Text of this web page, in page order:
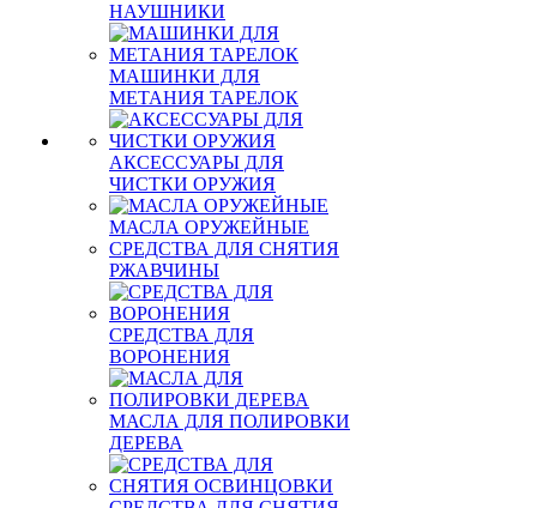
НАУШНИКИ
МАШИНКИ ДЛЯ
МЕТАНИЯ ТАРЕЛОК
АКСЕССУАРЫ ДЛЯ
ЧИСТКИ ОРУЖИЯ
МАСЛА ОРУЖЕЙНЫЕ
СРЕДСТВА ДЛЯ СНЯТИЯ
РЖАВЧИНЫ
СРЕДСТВА ДЛЯ
ВОРОНЕНИЯ
МАСЛА ДЛЯ ПОЛИРОВКИ
ДЕРЕВА